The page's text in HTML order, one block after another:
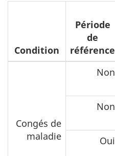
Condition
Période
de
référence
Congés de
maladie
Non
Non
Oui